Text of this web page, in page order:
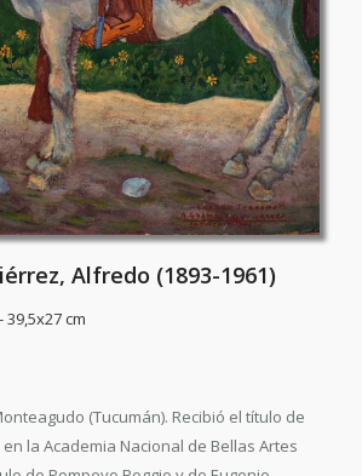
Alfredo (1893-1961)
cm
(Tucumán). Recibió el título de
la Academia Nacional de Bellas Artes